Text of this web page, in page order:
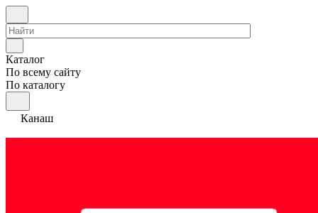
Каталог
По всему сайту
По каталогу
Канаш